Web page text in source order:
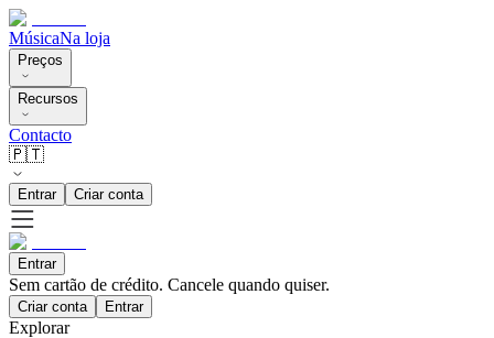
MúsicaNa loja
Preços
Recursos
Contacto
🇵🇹
Entrar Criar conta
Entrar
Sem cartão de crédito. Cancele quando quiser.
Criar conta Entrar
Explorar